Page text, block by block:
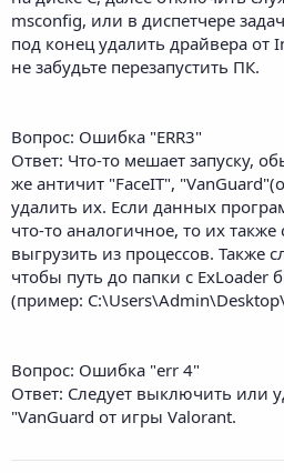
msconfig, или в диспетчере
под конец удалить драйвера от
не забудьте перезапустить ПК.
Вопрос: Ошибка "ERR3"
Ответ: Что-то мешает запуску,
же античит "FaceIT",
удалить их. Если данных
что-то аналогичное, то их также
выгрузить из процессов. Также
чтобы путь до папки с ExLoader
(пример:
Вопрос: Ошибка "err 4"
Ответ: Cледует выключить или
"VanGuard от игры Valorant.